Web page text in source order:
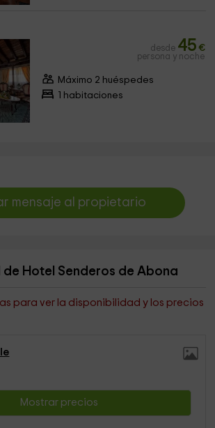
desde 45 €
persona y noche
Máximo 2 huéspedes
1 habitaciones
mensaje al propietario
Hotel Senderos de Abona
para ver la disponibilidad y los precios
Mostrar precios